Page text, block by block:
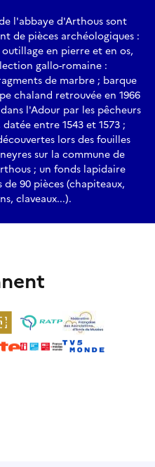
l'abbaye d'Arthous sont
de pièces archéologiques :
en pierre et en os,
gallo-romaine :
de marbre ; barque
chaland retrouvée en 1966
l'Adour par les pêcheurs
entre 1543 et 1573 ;
lors des fouilles
sur la commune de
; un fonds lapidaire
90 pièces (chapiteaux,
claveaux...).